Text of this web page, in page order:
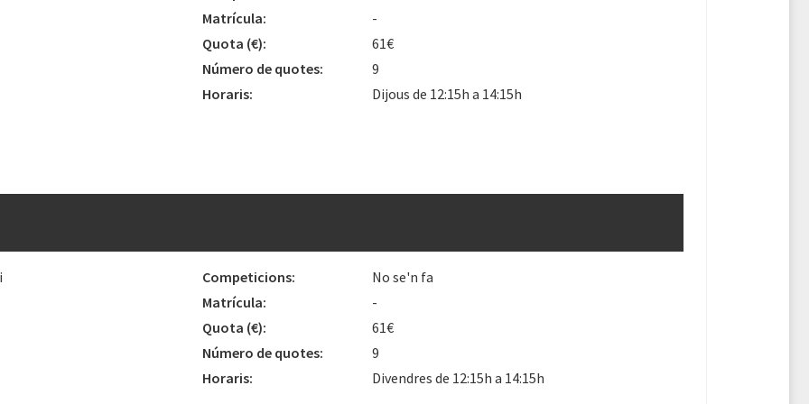
Matrícula:
-
Quota (€):
61€
Número de quotes:
9
Horaris:
Dijous de 12:15h a 14:15h
Competicions:
No se'n fa
Matrícula:
-
Quota (€):
61€
Número de quotes:
9
Horaris:
Divendres de 12:15h a 14:15h